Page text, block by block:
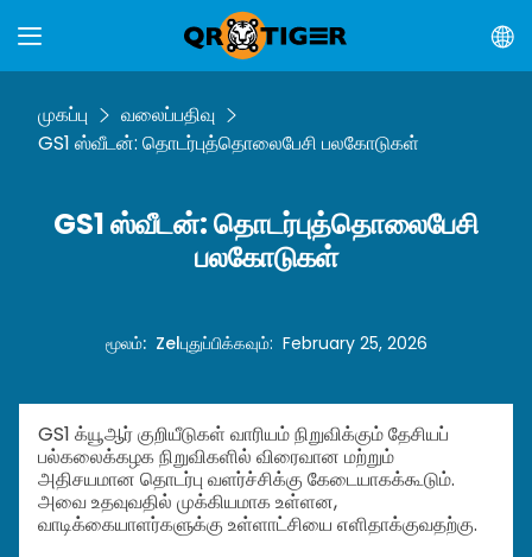
முகப்பு
வலைப்பதிவு
GS1 ஸ்வீடன்: தொடர்புத்தொலைபேசி பலகோடுகள்
GS1 ஸ்வீடன்: தொடர்புத்தொலைபேசி
பலகோடுகள்
மூலம்: Zelபுதுப்பிக்கவும்: February 25, 2026
GS1 க்யூஆர் குறியீடுகள் வாரியம் நிறுவிக்கும் தேசியப்
பல்கலைக்கழக நிறுவிகளில் விரைவான மற்றும்
அதிசயமான தொடர்பு வளர்ச்சிக்கு கேடையாகக்கூடும்.
அவை உதவுவதில் முக்கியமாக உள்ளன,
வாடிக்கையாளர்களுக்கு உள்ளாட்சியை எளிதாக்குவதற்கு.